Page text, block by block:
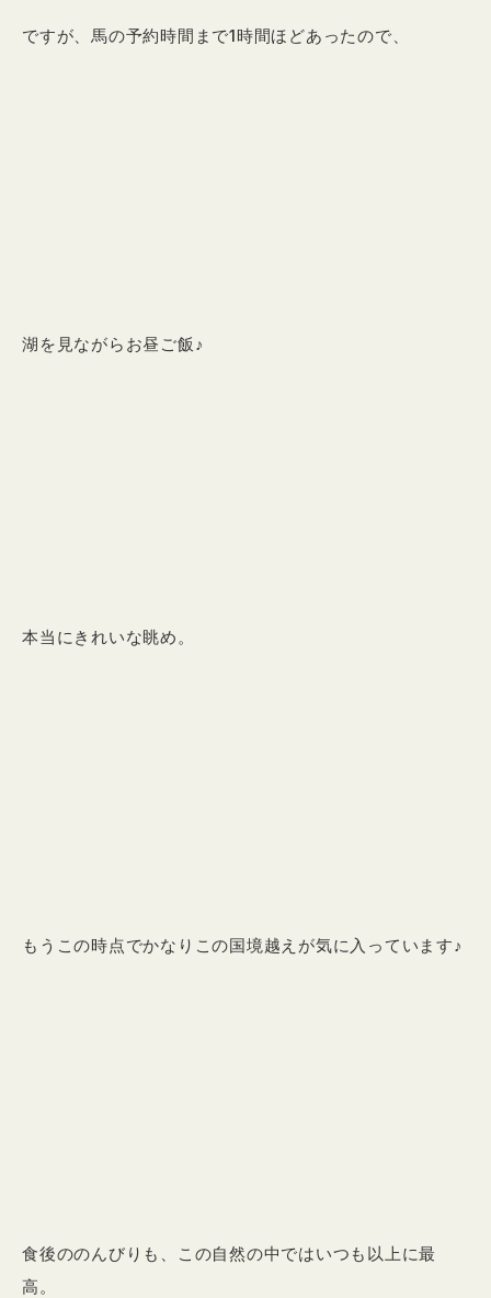
ですが、馬の予約時間まで1時間ほどあったので、
湖を見ながらお昼ご飯♪
本当にきれいな眺め。
もうこの時点でかなりこの国境越えが気に入っています♪
食後ののんびりも、この自然の中ではいつも以上に最
高。